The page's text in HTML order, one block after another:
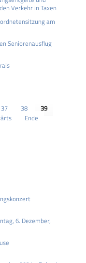
Verkehr in Taxen
am
Seniorenausflug
37 38
39
Ende
6. Dezember,